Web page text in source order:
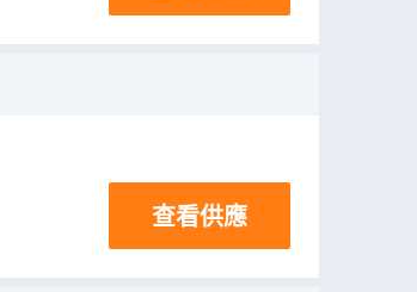
查看供應